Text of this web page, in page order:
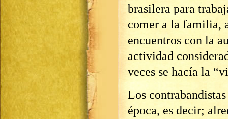
brasilera para
comer a la familia,
encuentros con la
actividad
veces se hacía la
Los
época, es decir;